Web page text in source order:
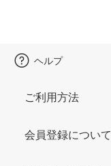
ヘルプ
ご利用方法
会員登録について